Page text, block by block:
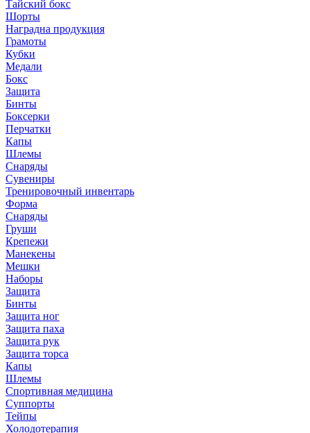
Тайский бокс
Шорты
Наградна продукция
Грамоты
Кубки
Медали
Бокс
Защита
Бинты
Боксерки
Перчатки
Капы
Шлемы
Снаряды
Сувениры
Тренировочный инвентарь
Форма
Снаряды
Груши
Крепежи
Манекены
Мешки
Наборы
Защита
Бинты
Защита ног
Защита паха
Защита рук
Защита торса
Капы
Шлемы
Спортивная медицина
Суппорты
Тейпы
Холодотерапия